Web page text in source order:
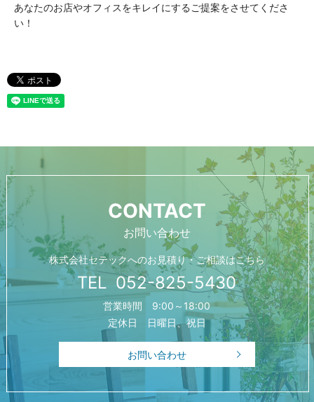
あなたのお店やオフィスをキレイにするご提案をさせてくださ
い！
CONTACT
お問い合わせ
株式会社セテックへのお見積り・ご相談はこちら
TEL 052-825-5430
営業時間 9:00～18:00
定休日 日曜日、祝日
お問い合わせ